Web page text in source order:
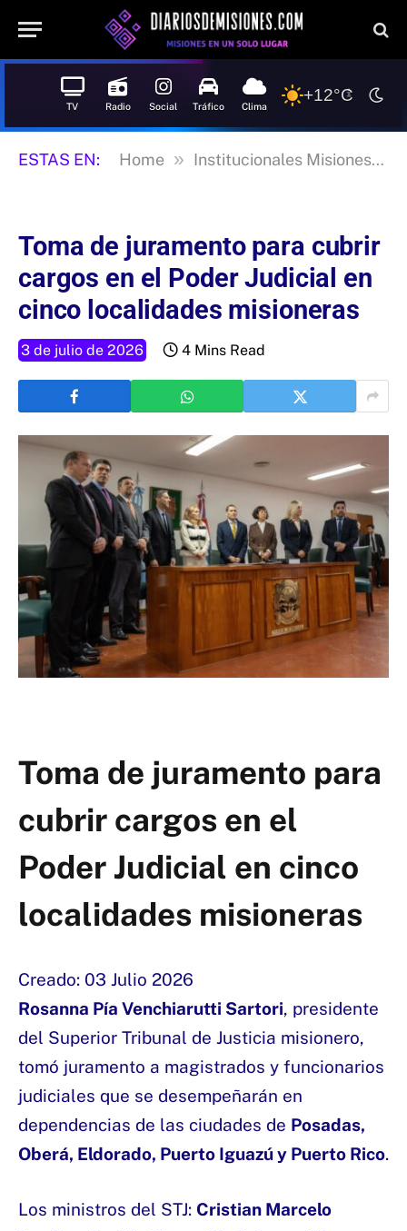
TV Radio Social Tráfico Clima
+12°C
ESTAS EN: Home » Institucionales Misiones »
Toma de juramento para cubrir
cargos en el Poder Judicial en
cinco localidades misioneras
3 de julio de 2026 4 Mins Read
Toma de juramento para
cubrir cargos en el
Poder Judicial en cinco
localidades misioneras
Creado: 03 Julio 2026
Rosanna Pía Venchiarutti Sartori, presidente
del Superior Tribunal de Justicia misionero,
tomó juramento a magistrados y funcionarios
judiciales que se desempeñarán en
dependencias de las ciudades de Posadas,
Oberá, Eldorado, Puerto Iguazú y Puerto Rico.
Los ministros del STJ: Cristian Marcelo